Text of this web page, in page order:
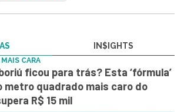
IN$IGHTS
CARA
ficou para trás? Esta ‘fórmula’
metro quadrado mais caro do
R$ 15 mil